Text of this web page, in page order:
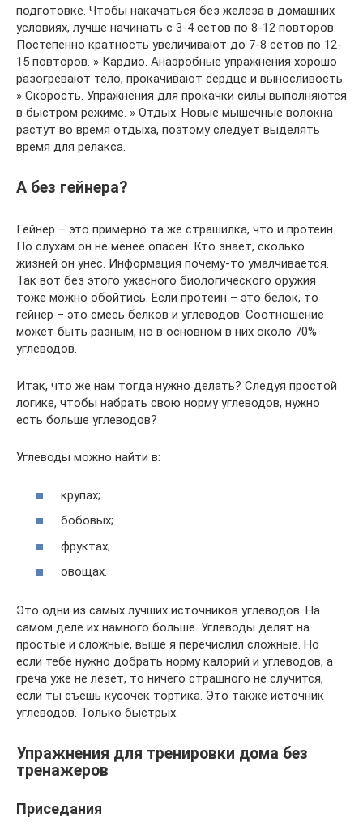
подготовке. Чтобы накачаться без железа в домашних
условиях, лучше начинать с 3-4 сетов по 8-12 повторов.
Постепенно кратность увеличивают до 7-8 сетов по 12-
15 повторов. » Кардио. Анаэробные упражнения хорошо
разогревают тело, прокачивают сердце и выносливость.
» Скорость. Упражнения для прокачки силы выполняются
в быстром режиме. » Отдых. Новые мышечные волокна
растут во время отдыха, поэтому следует выделять
время для релакса.
А без гейнера?
Гейнер – это примерно та же страшилка, что и протеин.
По слухам он не менее опасен. Кто знает, сколько
жизней он унес. Информация почему-то умалчивается.
Так вот без этого ужасного биологического оружия
тоже можно обойтись. Если протеин – это белок, то
гейнер – это смесь белков и углеводов. Соотношение
может быть разным, но в основном в них около 70%
углеводов.
Итак, что же нам тогда нужно делать? Следуя простой
логике, чтобы набрать свою норму углеводов, нужно
есть больше углеводов?
Углеводы можно найти в:
крупах;
бобовых;
фруктах;
овощах.
Это одни из самых лучших источников углеводов. На
самом деле их намного больше. Углеводы делят на
простые и сложные, выше я перечислил сложные. Но
если тебе нужно добрать норму калорий и углеводов, а
греча уже не лезет, то ничего страшного не случится,
если ты съешь кусочек тортика. Это также источник
углеводов. Только быстрых.
Упражнения для тренировки дома без
тренажеров
Приседания